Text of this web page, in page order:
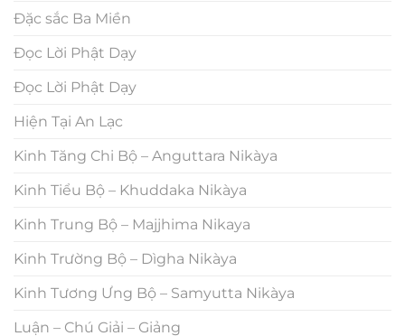
Đặc sắc Ba Miền
Đọc Lời Phật Dạy
Đọc Lời Phật Dạy
Hiện Tại An Lạc
Kinh Tăng Chi Bộ – Anguttara Nikàya
Kinh Tiểu Bộ – Khuddaka Nikàya
Kinh Trung Bộ – Majjhima Nikaya
Kinh Trường Bộ – Dìgha Nikàya
Kinh Tương Ưng Bộ – Samyutta Nikàya
Luận – Chú Giải – Giảng